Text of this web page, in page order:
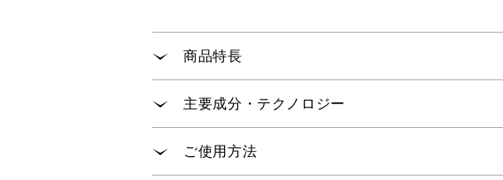
商品特長
のびがよく、なめらかな使い心地で、軽やかに肌に
主要成分・テクノロジー
「パールアパタイトファイン
ご使用方法